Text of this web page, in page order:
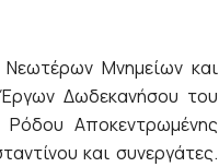
Νεωτέρων Μνημείων και
Δωδεκανήσου του
Ρόδου Αποκεντρωμένης
και συνεργάτες.